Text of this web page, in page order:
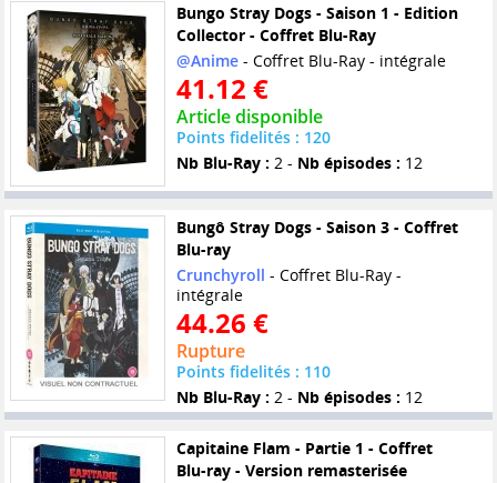
Bungo Stray Dogs - Saison 1 - Edition
Collector - Coffret Blu-Ray
@Anime- Coffret Blu-Ray - intégrale
41.12 €
Article disponible
Points fidelités : 120
Nb Blu-Ray : 2 - Nb épisodes : 12
Bungô Stray Dogs - Saison 3 - Coffret
Blu-ray
Crunchyroll - Coffret Blu-Ray -
intégrale
44.26 €
Rupture
Points fidelités : 110
Nb Blu-Ray : 2 - Nb épisodes : 12
Capitaine Flam - Partie 1 - Coffret
Blu-ray - Version remasterisée